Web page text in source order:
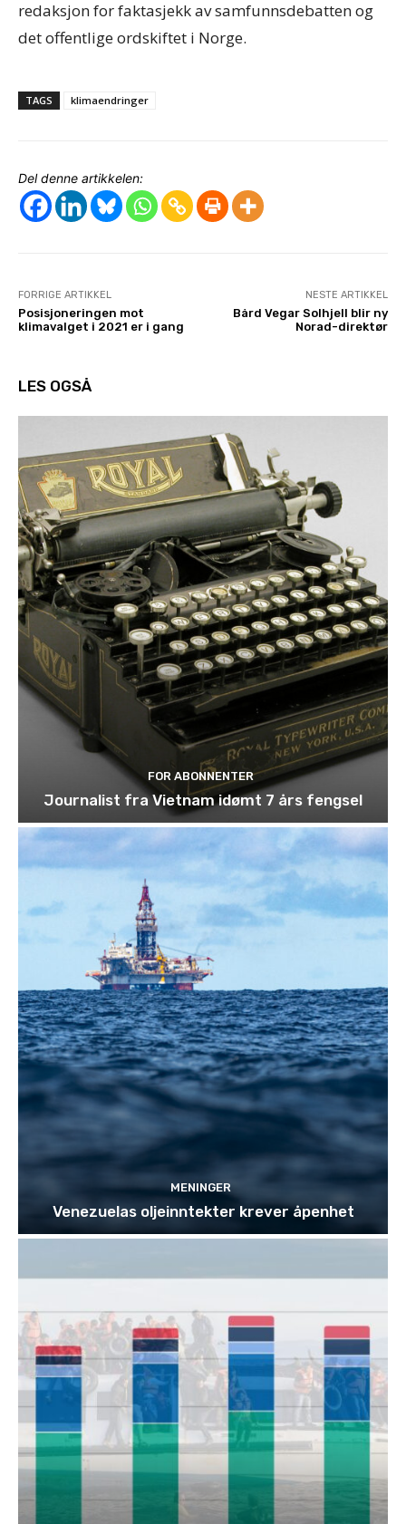
redaksjon for faktasjekk av samfunnsdebatten og
det offentlige ordskiftet i Norge.
TAGS klimaendringer
Del denne artikkelen:
FORRIGE ARTIKKEL
Posisjoneringen mot
klimavalget i 2021 er i gang
NESTE ARTIKKEL
Bård Vegar Solhjell blir ny
Norad-direktør
LES OGSÅ
FOR ABONNENTER
Journalist fra Vietnam idømt 7 års fengsel
MENINGER
Venezuelas oljeinntekter krever åpenhet